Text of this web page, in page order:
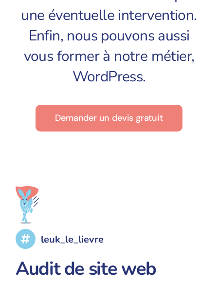
Pourquoi nous ?
Contact
une éventuelle intervention.
Enfin, nous pouvons aussi
vousformerà notre métier,
WordPress.
Demander un devis gratuit
leuk_le_lievre
Audit de site web